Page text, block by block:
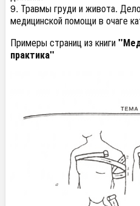
9. Травмы груди и живота.
медицинской помощи в очаге
Примеры страниц из книги
практика"